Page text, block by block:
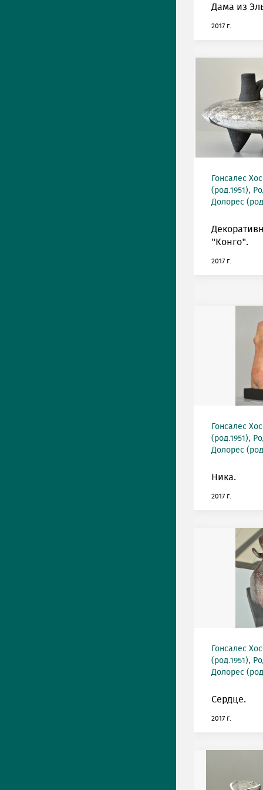
Дама из
2017 г.
Гонсалес
(род.1951),
Долорес
"Конго".
2017 г.
Гонсалес
(род.1951),
Долорес
Ника.
2017 г.
Гонсалес
(род.1951),
Долорес
Сердце.
2017 г.